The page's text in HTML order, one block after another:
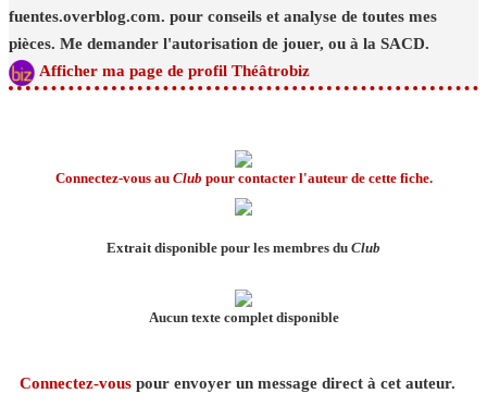
fuentes.overblog.com. pour conseils et analyse de toutes mes
pièces. Me demander l'autorisation de jouer, ou à la SACD.
Afficher ma page de profil Théâtrobiz
Connectez-vous au Club pour contacter l'auteur de cette fiche.
Extrait disponible pour les membres du Club
Aucun texte complet disponible
Connectez-vous pour envoyer un message direct à cet auteur.